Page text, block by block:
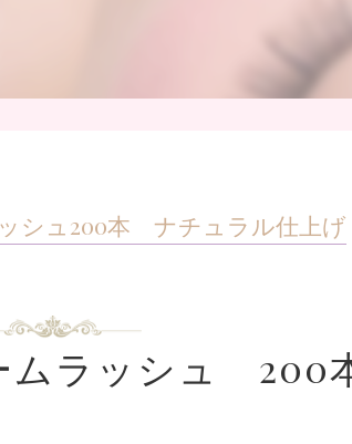
シュ200本 ナチュラル仕上げ
ムラッシュ 200